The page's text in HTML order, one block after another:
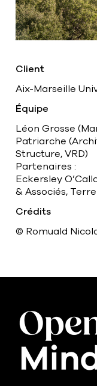
Client
Aix-Marseille
Équipe
Léon Grosse
Patriarche
Structure, VRD)
Partenaires :
Eckersley
& Associés,
Crédits
© Romuald